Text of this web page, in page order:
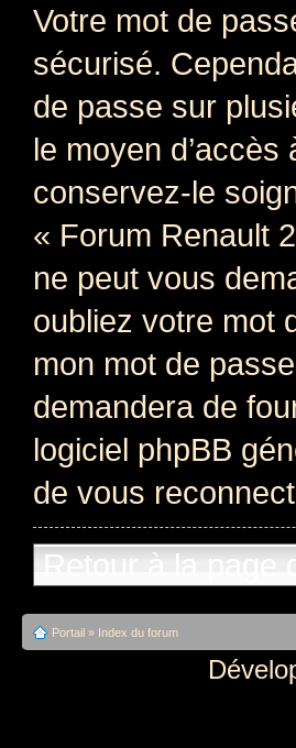
Votre mot de
sécurisé.
de passe sur
le moyen
conservez-le
« Forum Renault
ne peut vous
oubliez votre mot
mon mot de
demandera de
logiciel phpBB
de vous
Retour à la page
Portail » Index du forum